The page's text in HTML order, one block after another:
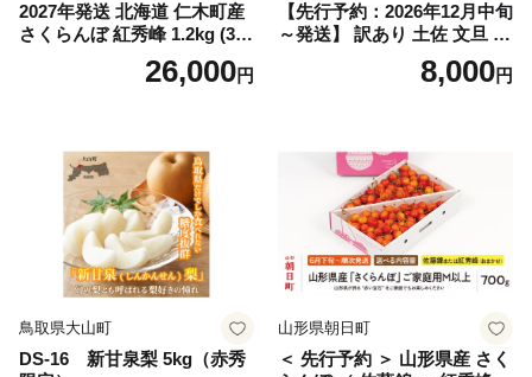
2027年発送 北海道 仁木町産
さくらんぼ 紅秀峰 1.2kg (300
g×4パック) Lサイズ以上 旬
桜桃 産地直送 サクランボ チ
26,000円
【先行予約：2026年12月中旬
～発送】 訳あり 土佐 文旦 8k
g (Mサイズ以上サイズミック
ス) 8000円 わけあり ぶんた
産 農家直送 期間限定 特産品
サイズミックス くらもとフ
ァーム 愛南町 愛媛県
8,000円
鳥取県大山町
DS-16 新甘泉梨 5kg（赤秀
山形県朝日町
＜ 先行予約 ＞ 山形県産 さく